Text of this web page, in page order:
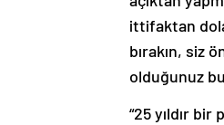
ittifaktan
bırakın, siz
olduğunuz